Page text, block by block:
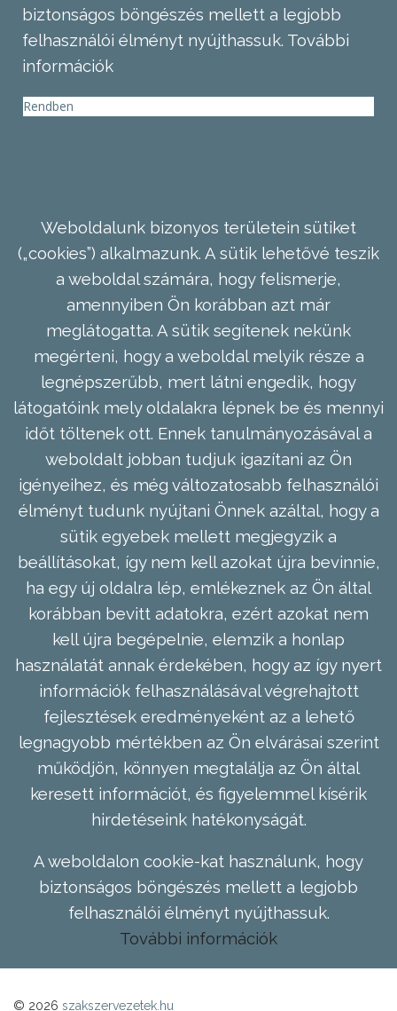
biztonságos böngészés mellett a legjobb
felhasználói élményt nyújthassuk. További
információk
Rendben
Weboldalunk bizonyos területein sütiket
(„cookies”) alkalmazunk. A sütik lehetővé teszik
a weboldal számára, hogy felismerje,
amennyiben Ön korábban azt már
meglátogatta. A sütik segítenek nekünk
megérteni, hogy a weboldal melyik része a
legnépszerűbb, mert látni engedik, hogy
látogatóink mely oldalakra lépnek be és mennyi
időt töltenek ott. Ennek tanulmányozásával a
weboldalt jobban tudjuk igazítani az Ön
igényeihez, és még változatosabb felhasználói
élményt tudunk nyújtani Önnek azáltal, hogy a
sütik egyebek mellett megjegyzik a
beállításokat, így nem kell azokat újra bevinnie,
ha egy új oldalra lép, emlékeznek az Ön által
korábban bevitt adatokra, ezért azokat nem
kell újra begépelnie, elemzik a honlap
használatát annak érdekében, hogy az így nyert
információk felhasználásával végrehajtott
fejlesztések eredményeként az a lehető
legnagyobb mértékben az Ön elvárásai szerint
működjön, könnyen megtalálja az Ön által
keresett információt, és figyelemmel kísérik
hirdetéseink hatékonyságát.
A weboldalon cookie-kat használunk, hogy
biztonságos böngészés mellett a legjobb
felhasználói élményt nyújthassuk.
További információk
© 2026 szakszervezetek.hu